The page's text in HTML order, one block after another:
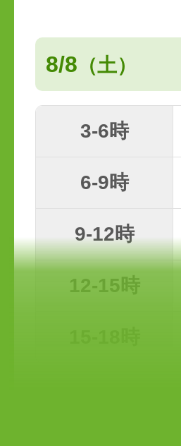
8/8 （土）
3-6時
6-9時
9-12時
12-15時